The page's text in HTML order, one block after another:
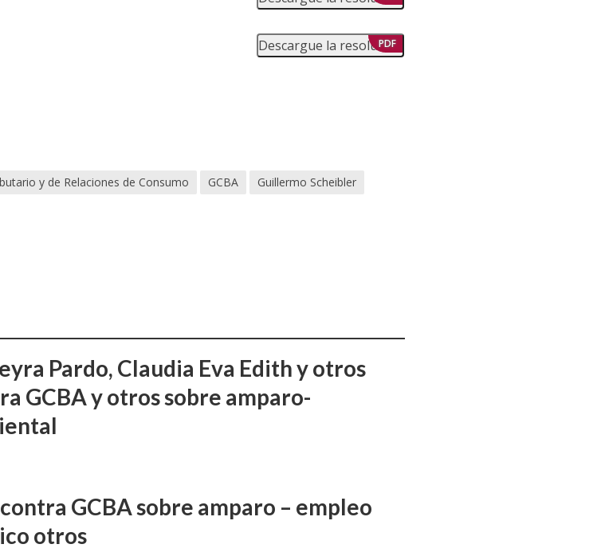
Descargue la resolución
PDF
y de Relaciones de Consumo GCBA
Guillermo Scheibler
Pardo, Claudia Eva Edith y otros
GCBA y otros sobre amparo-
GCBA sobre amparo – empleo
otros